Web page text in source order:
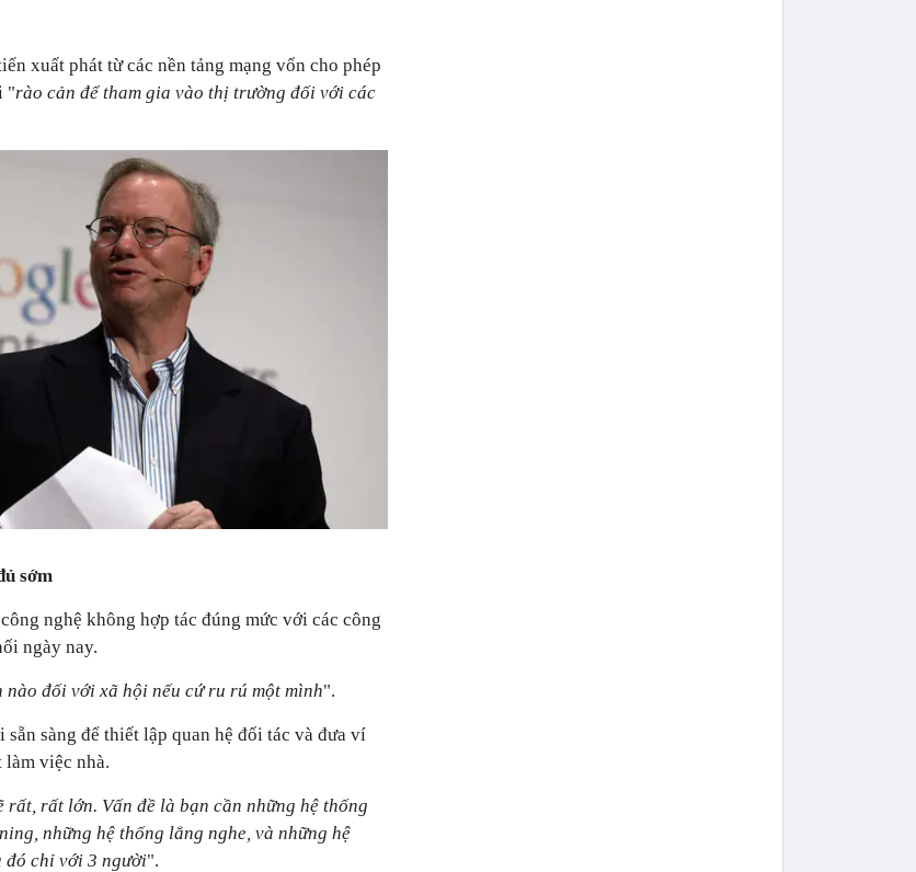
xuất phát từ các nền tảng mạng vốn cho phép
"rào cản để tham gia vào thị trường đối với các
sớm
nghệ không hợp tác đúng mức với các công
ngày nay.
đối với xã hội nếu cứ ru rú một mình".
sàng để thiết lập quan hệ đối tác và đưa ví
làm việc nhà.
rất lớn. Vấn đề là bạn cần những hệ thống
những hệ thống lắng nghe, và những hệ
đó chỉ với 3 người".